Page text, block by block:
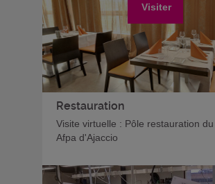
Visiter
Restauration
Visite virtuelle : Pôle restauration
Afpa d'Ajaccio